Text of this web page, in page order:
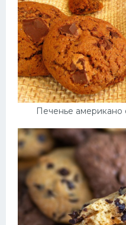
Печенье